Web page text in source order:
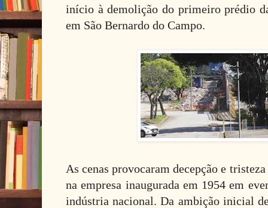
início à demolição do primeiro prédio
em São Bernardo do Campo.
As cenas provocaram decepção e
na empresa inaugurada em 1954 em
indústria nacional. Da ambição inicial